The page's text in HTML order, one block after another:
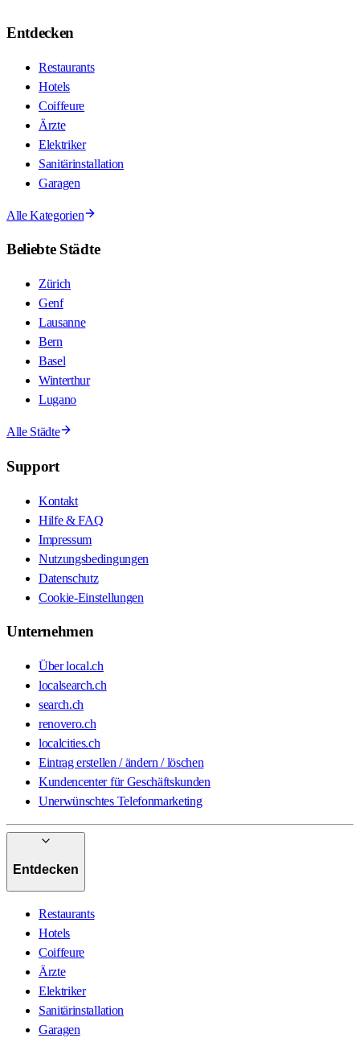
Entdecken
Restaurants
Hotels
Coiffeure
Ärzte
Elektriker
Sanitärinstallation
Garagen
Alle Kategorien
Beliebte Städte
Zürich
Genf
Lausanne
Bern
Basel
Winterthur
Lugano
Alle Städte
Support
Kontakt
Hilfe & FAQ
Impressum
Nutzungsbedingungen
Datenschutz
Cookie-Einstellungen
Unternehmen
Über local.ch
localsearch.ch
search.ch
renovero.ch
localcities.ch
Eintrag erstellen / ändern / löschen
Kundencenter für Geschäftskunden
Unerwünschtes Telefonmarketing
Entdecken
Restaurants
Hotels
Coiffeure
Ärzte
Elektriker
Sanitärinstallation
Garagen